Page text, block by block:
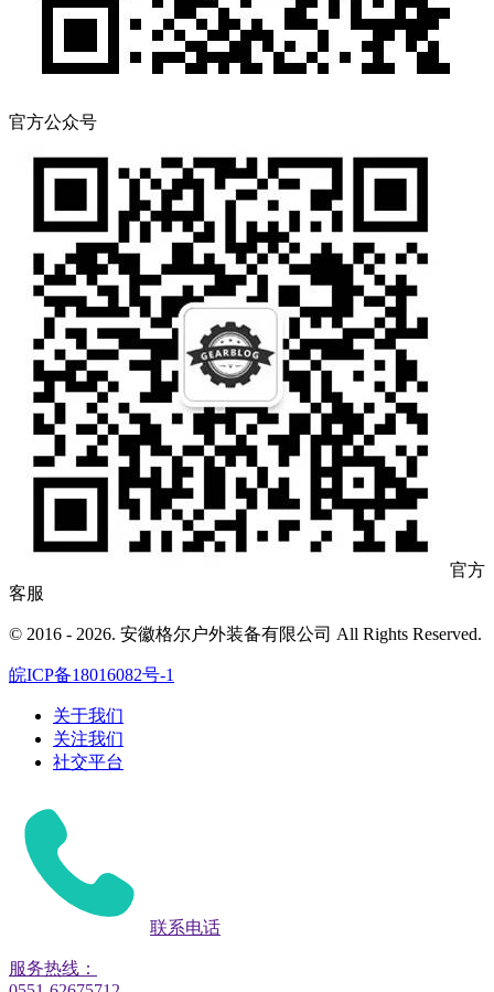
官方公众号
官方
客服
© 2016 - 2026. 安徽格尔户外装备有限公司 All Rights Reserved.
皖ICP备18016082号-1
关于我们
关注我们
社交平台
联系电话
服务热线：